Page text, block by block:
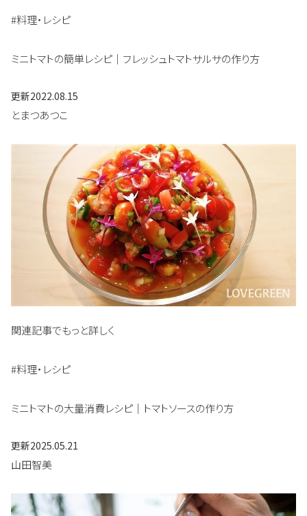
#料理・レシピ
ミニトマトの簡単レシピ｜フレッシュトマトサルサの作り方
更新2022.08.15
とまつあつこ
関連記事でもっと詳しく
#料理・レシピ
ミニトマトの大量消費レシピ｜トマトソースの作り方
更新2025.05.21
山田智美